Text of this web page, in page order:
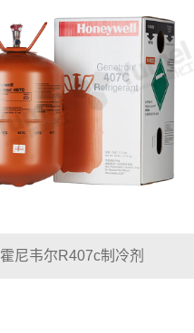
霍尼韦尔R407c制冷剂